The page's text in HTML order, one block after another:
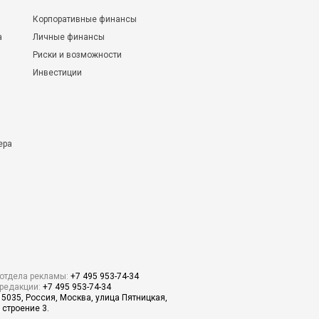
Корпоративные финансы
Личные финансы
Риски и возможности
Инвестиции
рекламы: +7 495 953-74-34
+7 495 953-74-34
Россия, Москва, улица Пятницкая,
3.